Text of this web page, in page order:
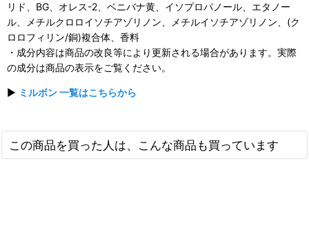
リド、BG、オレス-2、ベニバナ黄、イソプロパノール、エタノー
ル、メチルクロロイソチアゾリノン、メチルイソチアゾリノン、(ク
ロロフィリン/銅)複合体、香料
・成分内容は商品の改良等により更新される場合があります。実際
の成分は商品の表示をご覧ください。
▶ ミルボン 一覧はこちらから
この商品を買った人は、こんな商品も買っています